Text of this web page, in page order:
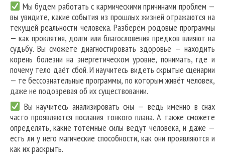
Мы будем работать с кармическими причинами проблем —
вы увидите, какие события из прошлых жизней отражаются на
текущей реальности человека. Разберём родовые программы
— как проклятия, долги или благословения предков влияют на
судьбу. Вы сможете диагностировать здоровье — находить
корень болезни на энергетическом уровне, понимать, где и
почему тело даёт сбой. И научитесь видеть скрытые сценарии
— те бессознательные программы, по которым живёт человек,
даже не подозревая об их существовании.
Вы научитесь анализировать сны — ведь именно в снах
часто проявляются послания тонкого плана. А также сможете
определять, какие тотемные силы ведут человека, и даже —
есть ли у него магические способности, как они проявляются и
как их раскрыть.